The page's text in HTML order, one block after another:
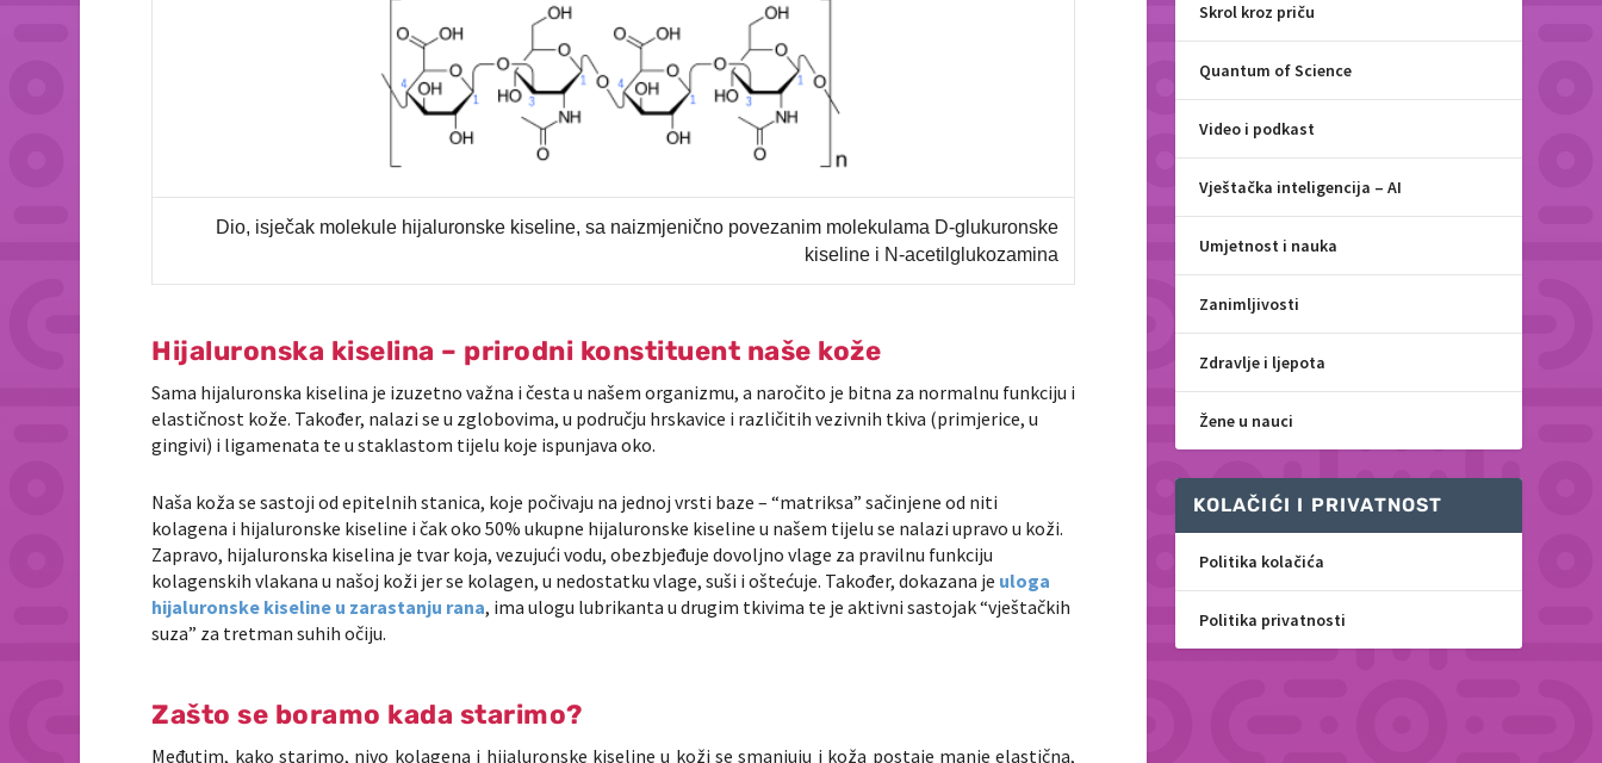
Dio, isječak molekule hijaluronske kiseline, sa naizmjenično povezanim molekulama D-glukuronske
kiseline i N-acetilglukozamina
Hijaluronska kiselina – prirodni konstituent naše kože
Sama hijaluronska kiselina je izuzetno važna i česta u našem organizmu, a naročito je bitna za normalnu funkciju i
elastičnost kože. Također, nalazi se u zglobovima, u području hrskavice i različitih vezivnih tkiva (primjerice, u
gingivi) i ligamenata te u staklastom tijelu koje ispunjava oko.
Naša koža se sastoji od epitelnih stanica, koje počivaju na jednoj vrsti baze – “matriksa” sačinjene od niti
kolagena i hijaluronske kiseline i čak oko 50% ukupne hijaluronske kiseline u našem tijelu se nalazi upravo u koži.
Zapravo, hijaluronska kiselina je tvar koja, vezujući vodu, obezbjeđuje dovoljno vlage za pravilnu funkciju
kolagenskih vlakana u našoj koži jer se kolagen, u nedostatku vlage, suši i oštećuje. Također, dokazana je uloga
hijaluronske kiseline u zarastanju rana, ima ulogu lubrikanta u drugim tkivima te je aktivni sastojak “vještačkih
suza” za tretman suhih očiju.
Zašto se boramo kada starimo?
Međutim, kako starimo, nivo kolagena i hijaluronske kiseline u koži se smanjuju i koža postaje manje elastična,
Skrol kroz priču
Quantum of Science
Video i podkast
Vještačka inteligencija – AI
Umjetnost i nauka
Zanimljivosti
Zdravlje i ljepota
Žene u nauci
KOLAČIĆI I PRIVATNOST
Politika kolačića
Politika privatnosti